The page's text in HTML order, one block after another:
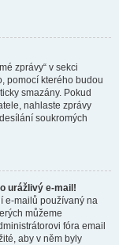
zprávy“ v sekci
pomocí kterého budou
smazány. Pokud
nahlaste zprávy
soukromých
urážlivý e-mail!
e-mailů používaný na
můžeme
fóra email
aby v něm byly